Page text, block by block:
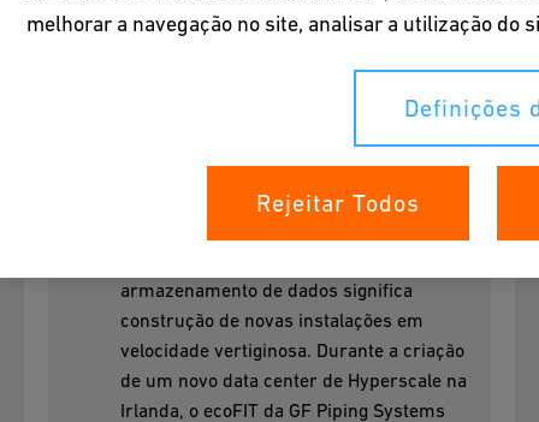
Data Center Hyperscale,
Velocidade e confiabilidade são
essenciais quando se trata da criação de
armazenamento de dados significa
construção de novas instalações em
velocidade vertiginosa. Durante a criação
de um novo data center de Hyperscale na
Irlanda, o ecoFIT da GF Piping Systems
melhorar a navegação no site, analisar a utilização do
Definições
Rejeitar Todos